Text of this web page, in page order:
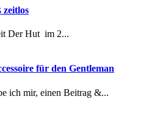
zeitlos
Der Hut im 2...
für den Gentleman
ich mir, einen Beitrag &...